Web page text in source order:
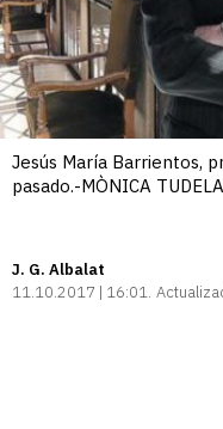
Jesús María Barrientos,
pasado.-MÒNICA TUDELA
J. G. Albalat
11.10.2017 | 16:01